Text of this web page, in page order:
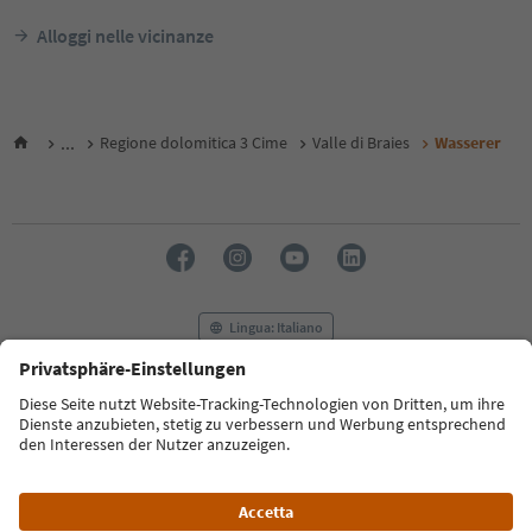
Alloggi nelle vicinanze
... Regione dolomitica 3 Cime Valle di Braies Wasserer
Lingua: Italiano
FAQ Contatti Press MICE
Privacy Policy
Termini e condizioni
Crediti
Cookie Policy
Alto Adige B2B